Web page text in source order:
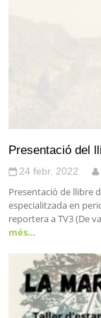
Presentació del
24 febr. 2022
Presentació de llibre
especialitzada en
reportera a TV3 (De
més…